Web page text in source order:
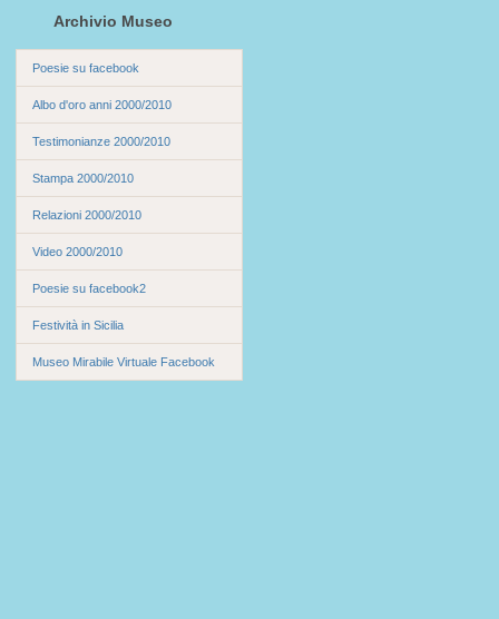
Archivio Museo
Poesie su facebook
Albo d'oro anni 2000/2010
Testimonianze 2000/2010
Stampa 2000/2010
Relazioni 2000/2010
Video 2000/2010
Poesie su facebook2
Festività in Sicilia
Museo Mirabile Virtuale Facebook